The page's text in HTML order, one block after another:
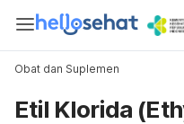
Obat dan Suplemen
Etil Klorida